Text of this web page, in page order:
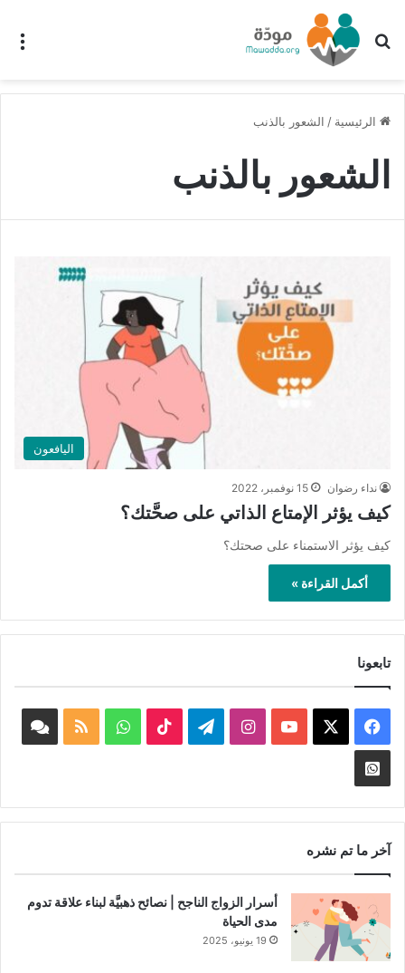
بحث عن
الرئيسية / الشعور بالذنب
الشعور بالذنب
اليافعون
نداء رضوان 15 نوفمبر، 2022
كيف يؤثر الإمتاع الذاتي على صحَّتك؟
كيف يؤثر الاستمناء على صحتك؟
أكمل القراءة »
تابعونا
فيسبوك ‫YouTubeانستقرامتيلقرام ‫TikTokواتسابملخص
Whatsapp
Channel
آخر ما تم نشره
أسرار الزواج الناجح | نصائح ذهبيَّة لبناء علاقة تدوم
مدى الحياة
19 يونيو، 2025